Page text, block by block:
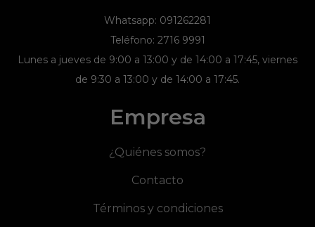
Whatsapp: 091262281
Teléfono: 2716 9991
Lunes a jueves de 9:00 a 13:00 y de 14:00 a 17:45, viernes
de 9:30 a 13:00 y de 14:00 a 17:45.
Empresa
¿Quiénes somos?
Contacto
Términos y condiciones